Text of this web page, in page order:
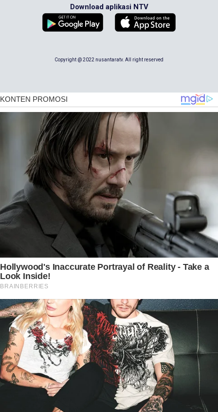
Download aplikasi NTV
Copyright @ 2022 nusantaratv. All right reserved